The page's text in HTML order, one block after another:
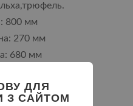
800 мм
270 мм
680 мм
ДЛЯ
З САЙТОМ